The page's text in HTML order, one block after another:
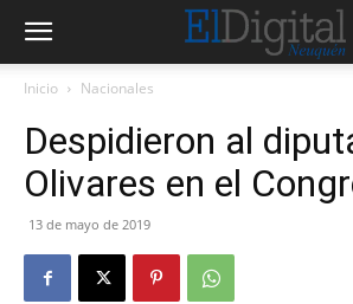
Inicio Nacionales
Despidieron al
Olivares en el
13 de mayo de 2019